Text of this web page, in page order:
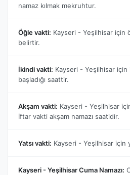
namaz kılmak mekruhtur.
Öğle vakti: Kayseri - Yeşilhisar için
belirtir.
İkindi vakti: Kayseri - Yeşilhisar için
başladığı saattir.
Akşam vakti: Kayseri - Yeşilhisar
İftar vakti akşam namazı saatidir.
Yatsı vakti: Kayseri - Yeşilhisar için
Kayseri - Yeşilhisar Cuma Namazı: